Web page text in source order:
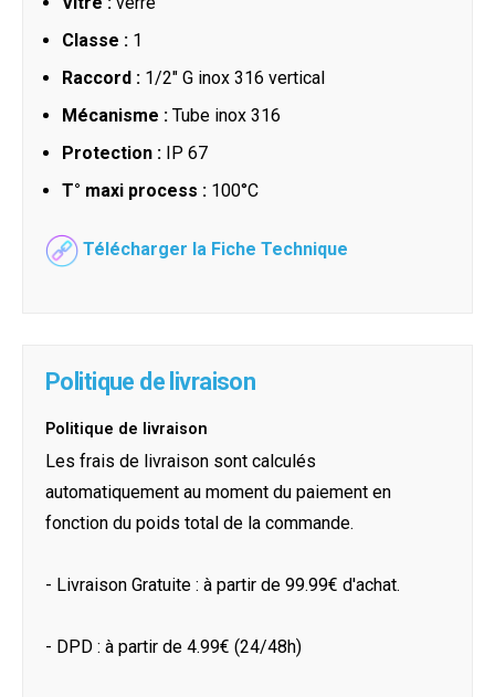
Classe : 1
Raccord : 1/2" G inox 316 vertical
Mécanisme : Tube inox 316
Protection : IP 67
T° maxi process : 100°C
Télécharger la Fiche Technique
Politique de livraison
Politique de livraison
Les frais de livraison sont calculés
automatiquement au moment du paiement en
fonction du poids total de la commande.
- Livraison Gratuite : à partir de 99.99€ d'achat.
- DPD : à partir de 4.99€ (24/48h)